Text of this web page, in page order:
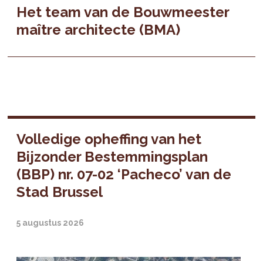
Het team van de Bouwmeester
maître architecte (BMA)
Volledige opheffing van het
Bijzonder Bestemmingsplan
(BBP) nr. 07-02 ‘Pacheco’ van de
Stad Brussel
5 augustus 2026